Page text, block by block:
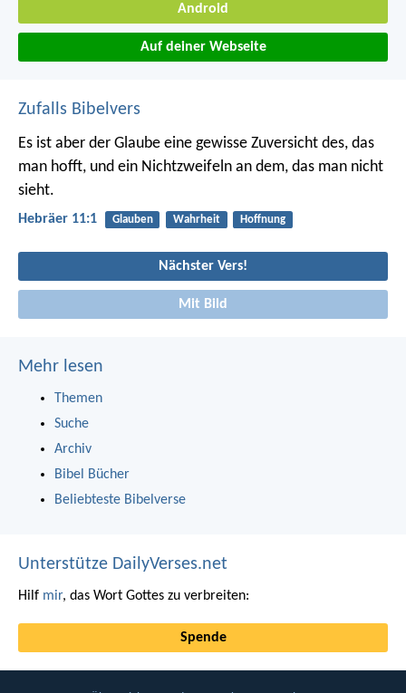
Android
Auf deiner Webseite
Zufalls Bibelvers
Es ist aber der Glaube eine gewisse Zuversicht des, das
man hofft, und ein Nichtzweifeln an dem, das man nicht
sieht.
Hebräer 11:1 Glauben Wahrheit Hoffnung
Nächster Vers!
Mit Bild
Mehr lesen
Themen
Suche
Archiv
Bibel Bücher
Beliebteste Bibelverse
Unterstütze DailyVerses.net
Hilf mir, das Wort Gottes zu verbreiten:
Spende